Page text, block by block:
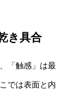
き具合
「触感」は最
では表面と内